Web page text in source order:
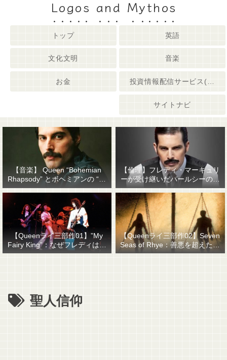
Logos and Mythos
トップ 英語
文化文明 音楽
お金
サイトナビ
【音楽】 Queen “Bohemian
Rhapsody” とボヘミアンの “他
人事感”
【倫理】フレディ・マーキュリ
ーが受け継いだパールシーの精
神遺産
【Queenライ三部作01】”My
Fairy King”：なぜフレディはマ
ーキュリーと名乗ったのか？
【Queenライ三部作02】Seven
Seas of Rhye：善悪を超えたも
のを善悪で裁くということ
聖人信仰